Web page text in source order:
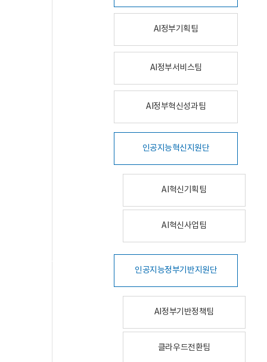
AI정부기획팀
AI정부서비스팀
AI정부혁신성과팀
인공지능혁신지원단
AI혁신기획팀
AI혁신사업팀
인공지능정부기반지원단
AI정부기반정책팀
클라우드전환팀